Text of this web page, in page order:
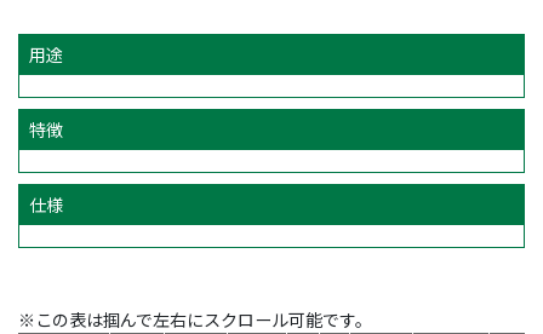
用途
特徴
仕様
※この表は掴んで左右にスクロール可能です。